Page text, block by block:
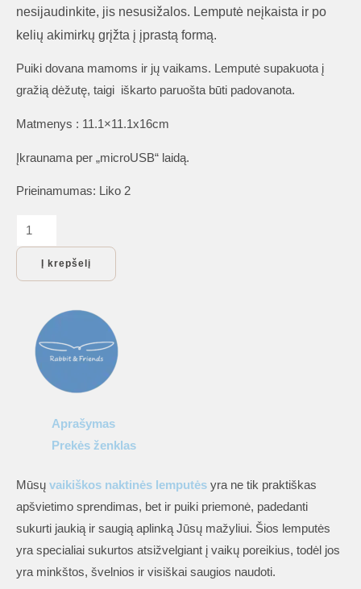
nesijaudinkite, jis nesusižalos. Lemputė neįkaista ir po
kelių akimirkų grįžta į įprastą formą.
Puiki dovana mamoms ir jų vaikams. Lemputė supakuota į
gražią dėžutę, taigi iškarto paruošta būti padovanota.
Matmenys : 11.1×11.1x16cm
Įkraunama per „microUSB“ laidą.
Prieinamumas: Liko 2
produkto
kiekis:
Vaikiški
silikoninė
lemputė
Meškutis,
Į krepšelį
Aprašymas
Prekės ženklas
Mūsų vaikiškos naktinės lemputės yra ne tik praktiškas
apšvietimo sprendimas, bet ir puiki priemonė, padedanti
sukurti jaukią ir saugią aplinką Jūsų mažyliui. Šios lemputės
yra specialiai sukurtos atsižvelgiant į vaikų poreikius, todėl jos
yra minkštos, švelnios ir visiškai saugios naudoti.